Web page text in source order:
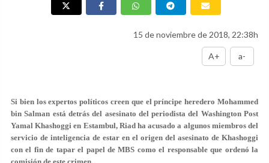
15 de noviembre de 2018, 22:38h
A+ a-
Si bien los expertos políticos creen que el príncipe heredero Mohammed
bin Salman está detrás del asesinato del periodista del Washington Post
Yamal Khashoggi en Estambul, Riad ha acusado a algunos miembros del
servicio de inteligencia de estar en el origen del asesinato de Khashoggi
con el fin de tapar el papel de MBS como el responsable que ordenó la